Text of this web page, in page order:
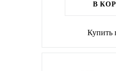
В
Купить